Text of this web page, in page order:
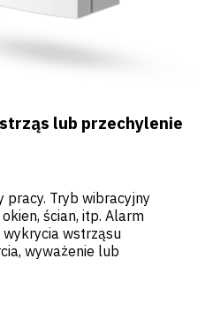
lub przechylenie
pracy. Tryb wibracyjny
ścian, itp. Alarm
wstrząsu
wyważenie lub